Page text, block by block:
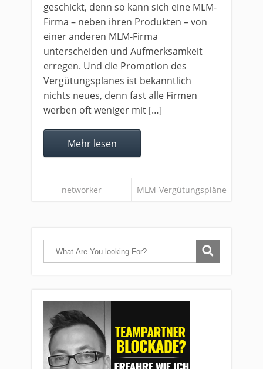
geschickt, denn so kann sich eine MLM-
Firma – neben ihren Produkten – von
einer anderen MLM-Firma
unterscheiden und Aufmerksamkeit
erregen. Und die Promotion des
Vergütungsplanes ist bekanntlich
nichts neues, denn fast alle Firmen
werben oft weniger mit […]
Mehr lesen
networker MLM-Vergütungspläne